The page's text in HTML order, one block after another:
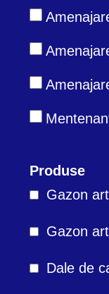
Produse
Gazon
Gazon
Dale de